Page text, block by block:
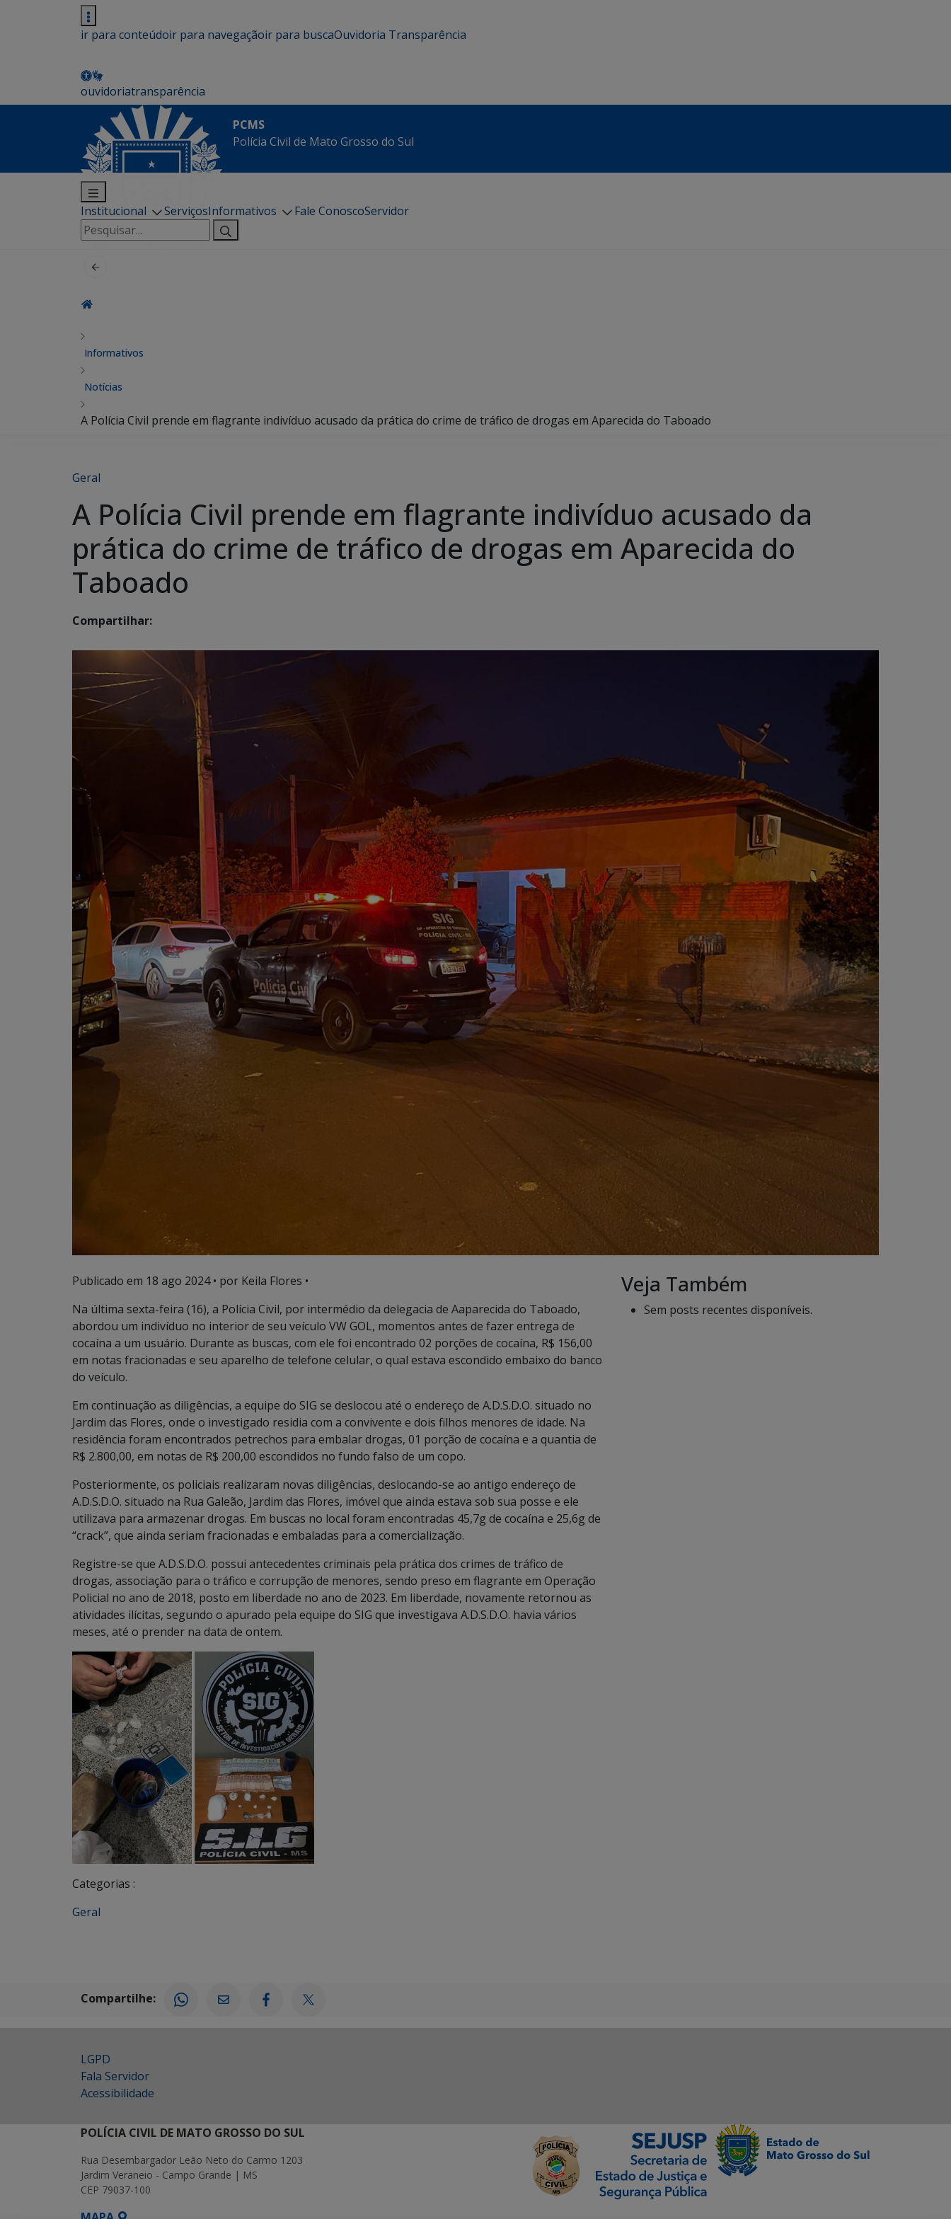
ir para conteúdoir para navegaçãoir para buscaOuvidoria Transparência
ouvidoriatransparência
PCMS
Polícia Civil de Mato Grosso do Sul
Institucional ServiçosInformativos Fale ConoscoServidor
Pesquisar
por:
Informativos
Notícias
A Polícia Civil prende em flagrante indivíduo acusado da prática do crime de tráfico de drogas em Aparecida do Taboado
Geral
A Polícia Civil prende em flagrante indivíduo acusado da
prática do crime de tráfico de drogas em Aparecida do
Taboado
Compartilhar:
Publicado em 18 ago 2024• por Keila Flores •
Na última sexta-feira (16), a Polícia Civil, por intermédio da delegacia de Aaparecida do Taboado,
abordou um indivíduo no interior de seu veículo VW GOL, momentos antes de fazer entrega de
cocaína a um usuário. Durante as buscas, com ele foi encontrado 02 porções de cocaína, R$ 156,00
em notas fracionadas e seu aparelho de telefone celular, o qual estava escondido embaixo do banco
do veículo.
Em continuação as diligências, a equipe do SIG se deslocou até o endereço de A.D.S.D.O. situado no
Jardim das Flores, onde o investigado residia com a convivente e dois filhos menores de idade. Na
residência foram encontrados petrechos para embalar drogas, 01 porção de cocaína e a quantia de
R$ 2.800,00, em notas de R$ 200,00 escondidos no fundo falso de um copo.
Posteriormente, os policiais realizaram novas diligências, deslocando-se ao antigo endereço de
A.D.S.D.O. situado na Rua Galeão, Jardim das Flores, imóvel que ainda estava sob sua posse e ele
utilizava para armazenar drogas. Em buscas no local foram encontradas 45,7g de cocaína e 25,6g de
“crack”, que ainda seriam fracionadas e embaladas para a comercialização.
Registre-se que A.D.S.D.O. possui antecedentes criminais pela prática dos crimes de tráfico de
drogas, associação para o tráfico e corrupção de menores, sendo preso em flagrante em Operação
Policial no ano de 2018, posto em liberdade no ano de 2023. Em liberdade, novamente retornou as
atividades ilícitas, segundo o apurado pela equipe do SIG que investigava A.D.S.D.O. havia vários
meses, até o prender na data de ontem.
Categorias :
Geral
Veja Também
Sem posts recentes disponíveis.
Compartilhe:
LGPD
Fala Servidor
Acessibilidade
POLÍCIA CIVIL DE MATO GROSSO DO SUL
Rua Desembargador Leão Neto do Carmo 1203
Jardim Veraneio - Campo Grande | MS
CEP 79037-100